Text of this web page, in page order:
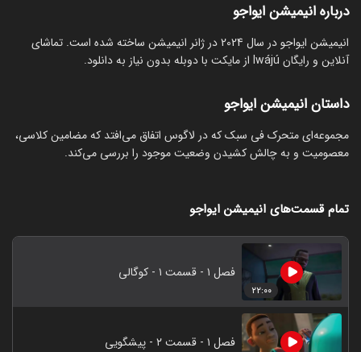
درباره انیمیشن ایواجو
انیمیشن ایواجو در سال 2024 در ژانر انیمیشن ساخته شده است. تماشای
آنلاین و رایگان Iwájú از مایکت با دوبله بدون نیاز به دانلود.
داستان انیمیشن ایواجو
مجموعه‌ای متحرک فی سبک که در لاگوس اتفاق می‌افتد که مضامین کلاسی،
معصومیت و به چالش کشیدن وضعیت موجود را بررسی می‌کند.
تمام قسمت‌های انیمیشن ایواجو
۲۲:۰۰
فصل ۱ - قسمت ۱ - کوگالی
فصل ۱ - قسمت ۲ - پیشگویی